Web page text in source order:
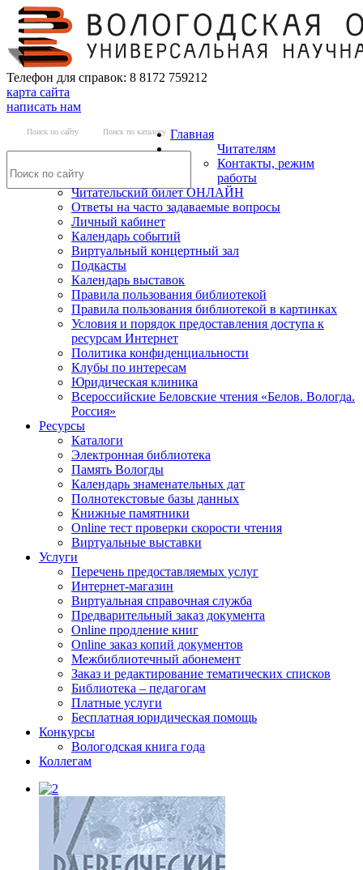
Телефон для справок: 8 8172 759212
карта сайта
написать нам
Поиск по сайту Поиск по каталогу Главная
Читателям
Контакты, режим
работы
Читательский билет ОНЛАЙН
Ответы на часто задаваемые вопросы
Личный кабинет
Календарь событий
Виртуальный концертный зал
Подкасты
Календарь выставок
Правила пользования библиотекой
Правила пользования библиотекой в картинках
Условия и порядок предоставления доступа к
ресурсам Интернет
Политика конфиденциальности
Клубы по интересам
Юридическая клиника
Всероссийские Беловские чтения «Белов. Вологда.
Россия»
Ресурсы
Каталоги
Электронная библиотека
Память Вологды
Календарь знаменательных дат
Полнотекстовые базы данных
Книжные памятники
Online тест проверки скорости чтения
Виртуальные выставки
Услуги
Перечень предоставляемых услуг
Интернет-магазин
Виртуальная справочная служба
Предварительный заказ документа
Online продление книг
Online заказ копий документов
Межбиблиотечный абонемент
Заказ и редактирование тематических списков
Библиотека – педагогам
Платные услуги
Бесплатная юридическая помощь
Конкурсы
Вологодская книга года
Коллегам